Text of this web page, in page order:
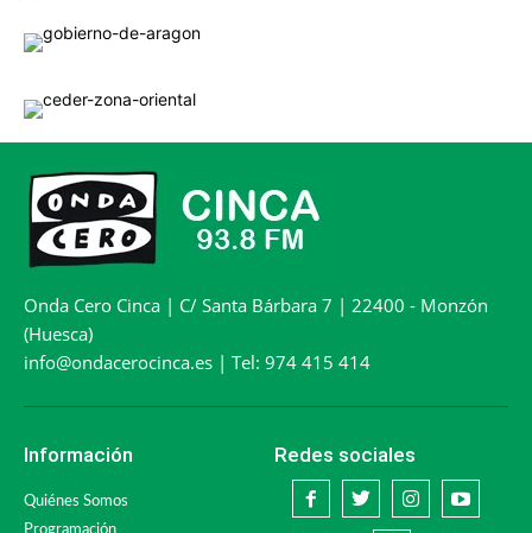
Onda Cero Cinca | C/ Santa Bárbara 7 | 22400 - Monzón
(Huesca)
info@ondacerocinca.es | Tel: 974 415 414
Información
Quiénes Somos
Redes sociales